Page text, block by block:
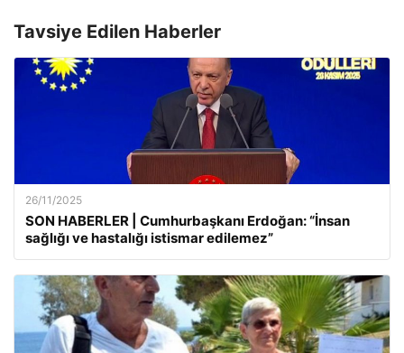
Tavsiye Edilen Haberler
26/11/2025
SON HABERLER | Cumhurbaşkanı Erdoğan: “İnsan
sağlığı ve hastalığı istismar edilemez”